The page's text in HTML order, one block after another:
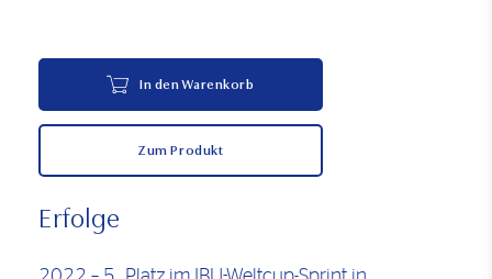
In den Warenkorb
Zum Produkt
Erfolge